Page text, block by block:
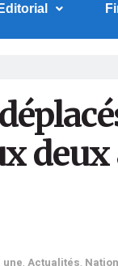
Editorial
une, Actualités,